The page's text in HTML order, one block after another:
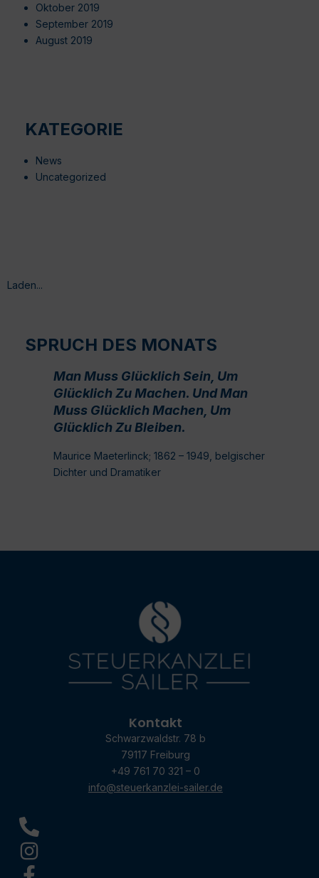
Oktober 2019
September 2019
August 2019
KATEGORIE
News
Uncategorized
Laden...
SPRUCH DES MONATS
Man Muss Glücklich Sein, Um
Glücklich Zu Machen. Und Man
Muss Glücklich Machen, Um
Glücklich Zu Bleiben.
Maurice Maeterlinck; 1862 – 1949, belgischer
Dichter und Dramatiker
Kontakt
Schwarzwaldstr. 78 b
79117 Freiburg
+49 761 70 321 – 0
info@steuerkanzlei-sailer.de